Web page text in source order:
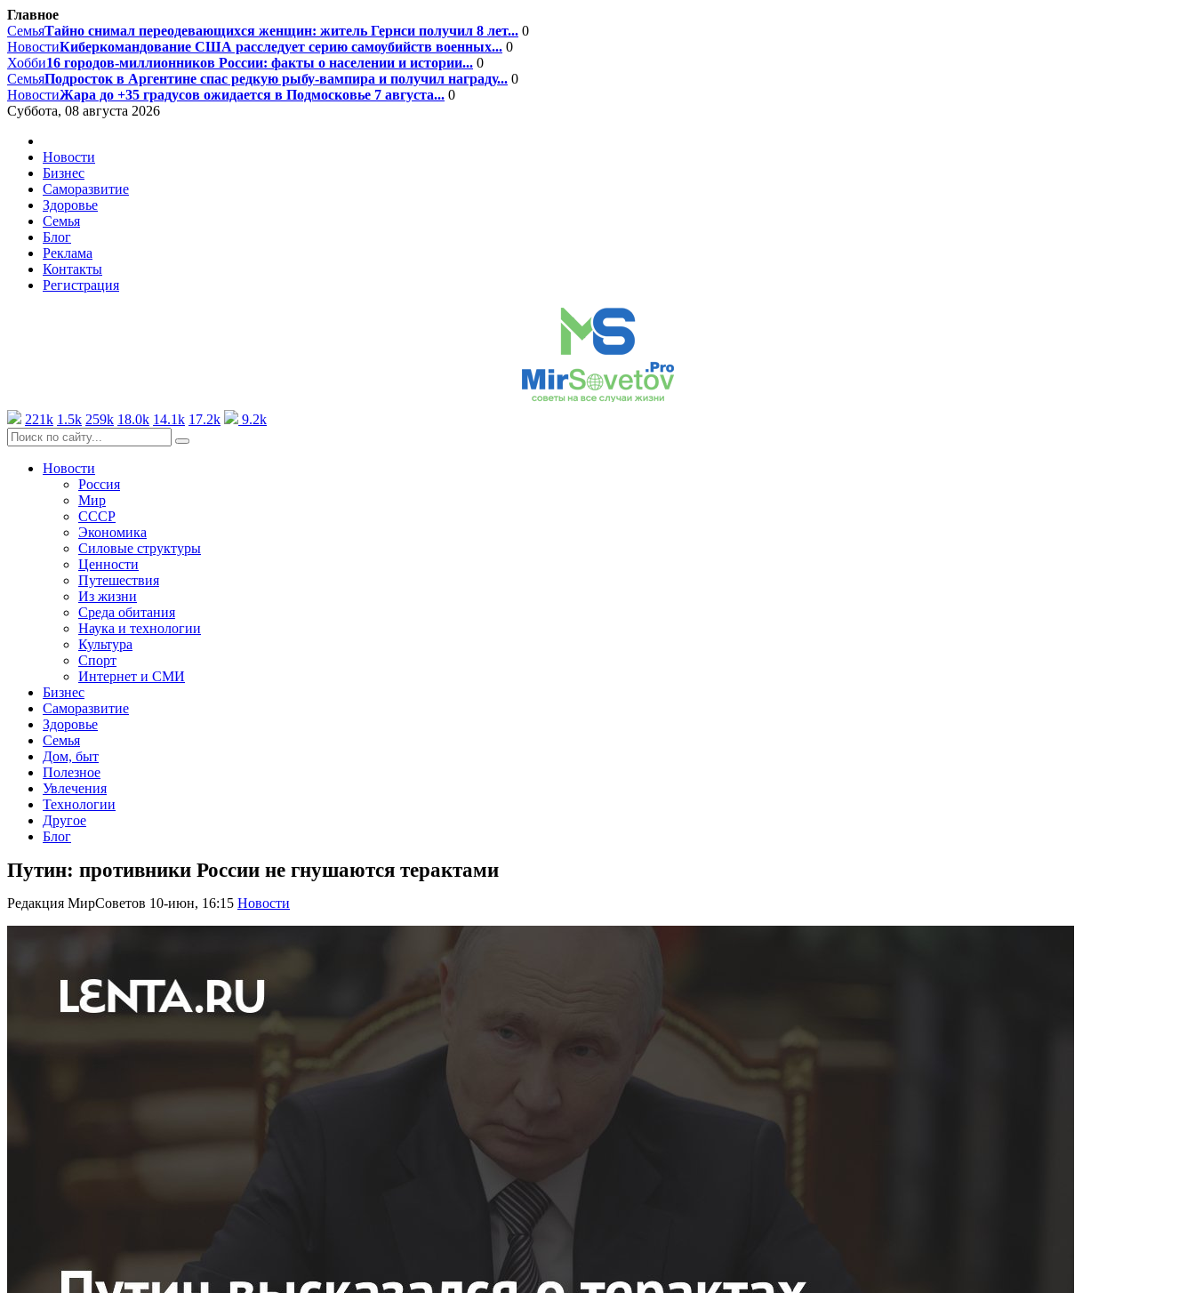
Главное
СемьяТайно снимал переодевающихся женщин: житель Гернси получил 8 лет... 0
НовостиКиберкомандование США расследует серию самоубийств военных... 0
Хобби16 городов-миллионников России: факты о населении и истории... 0
СемьяПодросток в Аргентине спас редкую рыбу-вампира и получил награду... 0
НовостиЖара до +35 градусов ожидается в Подмосковье 7 августа... 0
Суббота, 08 августа 2026
Новости
Бизнес
Саморазвитие
Здоровье
Семья
Блог
Реклама
Контакты
Регистрация
221k 1.5k 259k 18.0k 14.1k 17.2k 9.2k
Новости
Россия
Мир
СССР
Экономика
Силовые структуры
Ценности
Путешествия
Из жизни
Среда обитания
Наука и технологии
Культура
Спорт
Интернет и СМИ
Бизнес
Саморазвитие
Здоровье
Семья
Дом, быт
Полезное
Увлечения
Технологии
Другое
Блог
Путин: противники России не гнушаются терактами
Редакция МирСоветов 10-июн, 16:15 Новости